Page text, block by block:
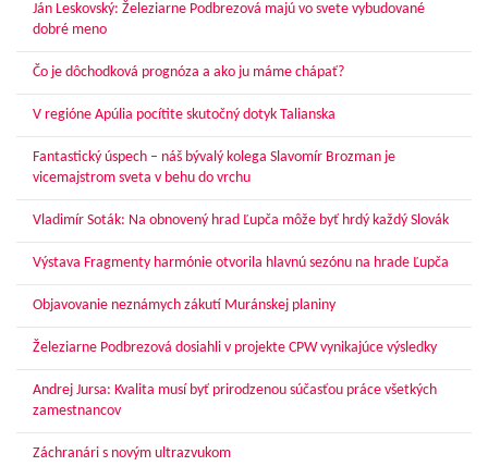
Ján Leskovský: Železiarne Podbrezová majú vo svete vybudované
dobré meno
Čo je dôchodková prognóza a ako ju máme chápať?
V regióne Apúlia pocítite skutočný dotyk Talianska
Fantastický úspech – náš bývalý kolega Slavomír Brozman je
vicemajstrom sveta v behu do vrchu
Vladimír Soták: Na obnovený hrad Ľupča môže byť hrdý každý Slovák
Výstava Fragmenty harmónie otvorila hlavnú sezónu na hrade Ľupča
Objavovanie neznámych zákutí Muránskej planiny
Železiarne Podbrezová dosiahli v projekte CPW vynikajúce výsledky
Andrej Jursa: Kvalita musí byť prirodzenou súčasťou práce všetkých
zamestnancov
Záchranári s novým ultrazvukom